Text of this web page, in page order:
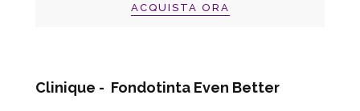
ACQUISTA ORA
Clinique - Fondotinta Even Better